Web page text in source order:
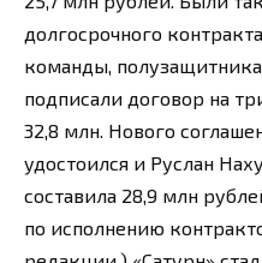
долгосрочного
команды,
подписали договор на
32,8 млн. Нового
удостоился и Руслан
составила 28,9 млн
по исполнению